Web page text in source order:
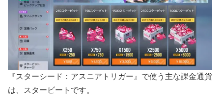
『スターシード：アスニアトリガー』で使う主な課金通貨
は、スタービートです。